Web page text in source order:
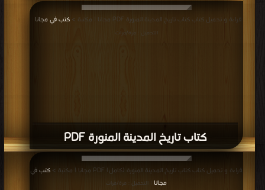
كتاب تاريخ المدينة المنورة PDF
قراءة و تحميل كتاب كتاب تاريخ المدينة المنورة PDF مجانا | مكتبة > كتب في مجانا
التحميل : مرة/مرات
قراءة و تحميل كتاب كتاب تاريخ المدينة المنورة (كامل) PDF مجانا | مكتبة >
كتب في
مجانا | التحميل : مرة/مرات